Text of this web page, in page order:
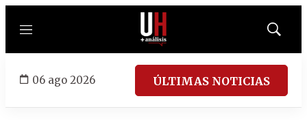
Menú
Mostrar
06 ago 2026 ÚLTIMAS NOTICIAS